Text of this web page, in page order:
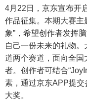
4月22日，京东宣布开
作品征集。本期大赛主
象”，希望创作者发挥
自己一份未来的礼物
道两个赛道，面向全
者。创作者可结合
素，通过京东APP提
大奖。